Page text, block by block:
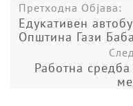
Претходна Објава:
Едукативен
Општина Гази Баба
Работна